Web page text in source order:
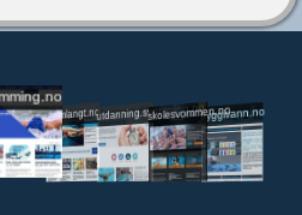
svomlangt.noutdanning.svomming.no
skolesvommen.notryggivann.no